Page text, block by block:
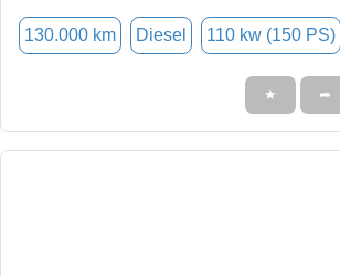
130.000 km Diesel 110 kw (150 PS)
★ ➦